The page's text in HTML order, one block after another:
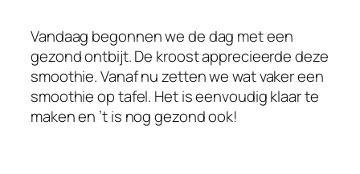
Vandaag begonnen we de dag met een
gezond ontbijt. De kroost apprecieerde deze
smoothie. Vanaf nu zetten we wat vaker een
smoothie op tafel. Het is eenvoudig klaar te
maken en ’t is nog gezond ook!